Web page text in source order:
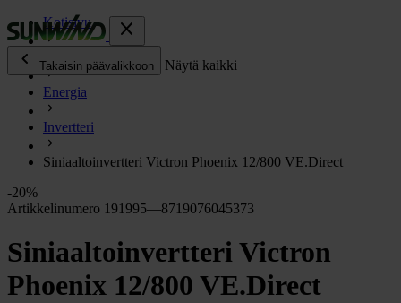
close
chevron_left
Takaisin päävalikkoon Näytä kaikki
Energia
Keittiö ja kaasu
Lämpö chevron_right
chevron_right
Piha ja Puutarha chevron_right
Vapaa-aika ja Retkeily chevron_right
Kotisivu
Energia
Invertteri
Siniaaltoinvertteri Victron Phoenix 12/800 VE.Direct
-20%
Artikkelinumero 191995—8719076045373
Siniaaltoinvertteri Victron
Phoenix 12/800 VE.Direct